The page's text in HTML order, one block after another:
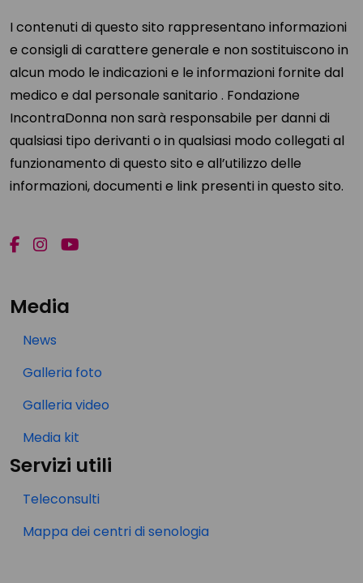
I contenuti di questo sito rappresentano informazioni
e consigli di carattere generale e non sostituiscono in
alcun modo le indicazioni e le informazioni fornite dal
medico e dal personale sanitario . Fondazione
IncontraDonna non sarà responsabile per danni di
qualsiasi tipo derivanti o in qualsiasi modo collegati al
funzionamento di questo sito e all’utilizzo delle
informazioni, documenti e link presenti in questo sito.
Media
News
Galleria foto
Galleria video
Media kit
Servizi utili
Teleconsulti
Mappa dei centri di senologia